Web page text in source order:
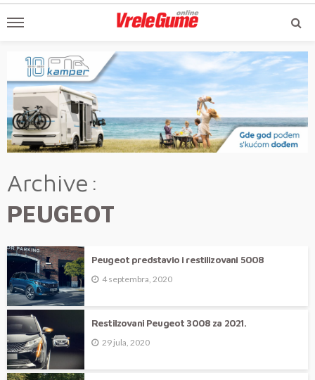
Archive
PEUGEOT
Peugeot predstavio i restilizovani 5008
4 septembra, 2020
Restilzovani Peugeot 3008 za 2021.
29 jula, 2020